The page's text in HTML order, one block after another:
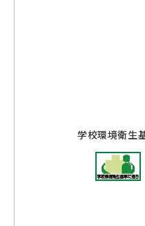
学校環境衛生